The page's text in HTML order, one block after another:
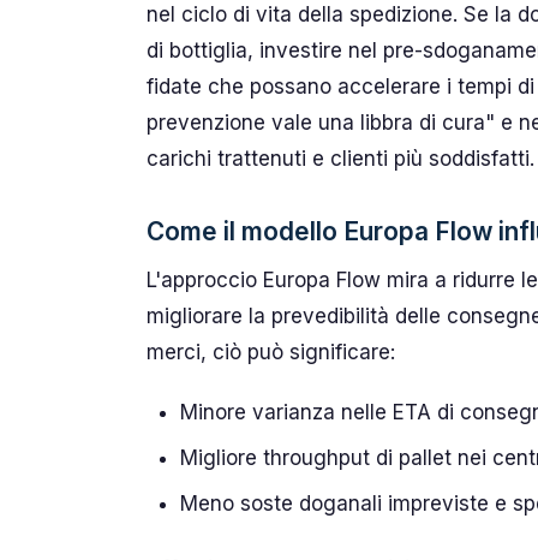
nel ciclo di vita della spedizione. Se la
di bottiglia, investire nel pre-
fidate che possano accelerare i tempi
prevenzione vale una libbra di cura" e
carichi trattenuti e clienti più soddisfatti.
Come il modello Europa Flow
L'approccio Europa Flow mira a ridurre
migliorare la prevedibilità delle
merci, ciò può significare:
Minore varianza nelle ETA di
Migliore throughput di pallet nei
Meno soste doganali impreviste e